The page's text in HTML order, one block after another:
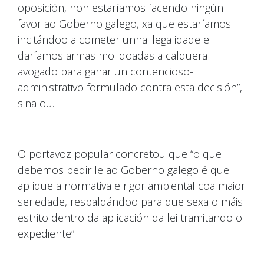
oposición, non estaríamos facendo ningún
favor ao Goberno galego, xa que estaríamos
incitándoo a cometer unha ilegalidade e
daríamos armas moi doadas a calquera
avogado para ganar un contencioso-
administrativo formulado contra esta decisión”,
sinalou.
O portavoz popular concretou que “o que
debemos pedirlle ao Goberno galego é que
aplique a normativa e rigor ambiental coa maior
seriedade, respaldándoo para que sexa o máis
estrito dentro da aplicación da lei tramitando o
expediente”.